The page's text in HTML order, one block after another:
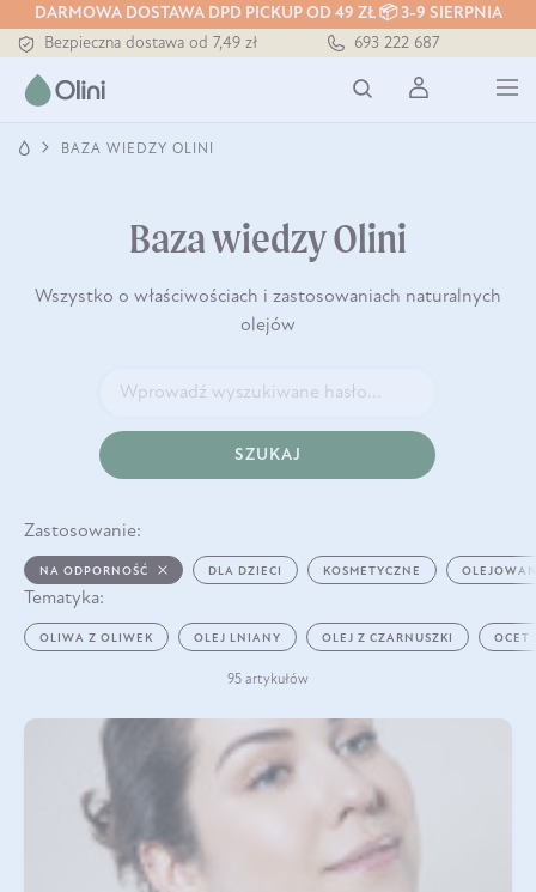
DARMOWA DOSTAWA DPD PICKUP OD 49 ZŁ 📦 3-9 SIERPNIA
Bezpieczna dostawa od 7,49 zł
Darmowa dostawa od 199 zł
Tłoczony zawsze na zimno
693 222 687
BAZA WIEDZY OLINI
Baza wiedzy Olini
Wszystko o właściwościach i zastosowaniach naturalnych
olejów
SZUKAJ
Zastosowanie:
NA ODPORNOŚĆ DLA DZIECI KOSMETYCZNE
Tematyka:
OLIWA Z OLIWEK OLEJ LNIANY OLEJ Z CZARNUSZKI OCET
95 artykułów